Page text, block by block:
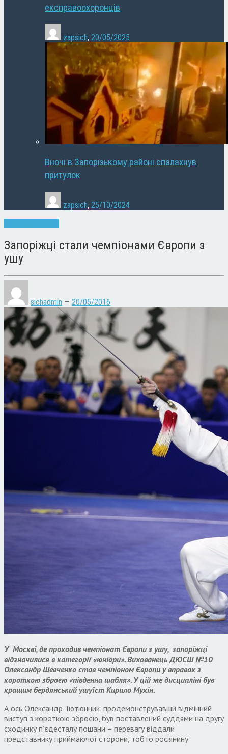
експравоохоронців
zapsich, 20/05/2025
Вночі в Запорізькому районі спалахнув
притулок
zapsich, 25/10/2024
Запоріжці стали чемпіонами Європи з
ушу
sichadmin — 20/05/2016
У Москві, де проходив чемпіонат Європи з ушу, запоріжці
відзначилися в категорії «юніори». Вихованець ДЮСШ №10
Олександр Шевченко став чемпіоном Європи у вправах з
короткою зброєю «південна шабля». У цій же дисципліні був
кращим бердянський ушуїст Кирило Мухін.
А ось Олександр Тютюнник, продемонструвавши відмінний
виступ з короткою зброєю, був поставлений суддями на другу
сходинку п’єдесталу пошани – перевагу віддали
представнику приймаючої сторони, тобто росіянину.